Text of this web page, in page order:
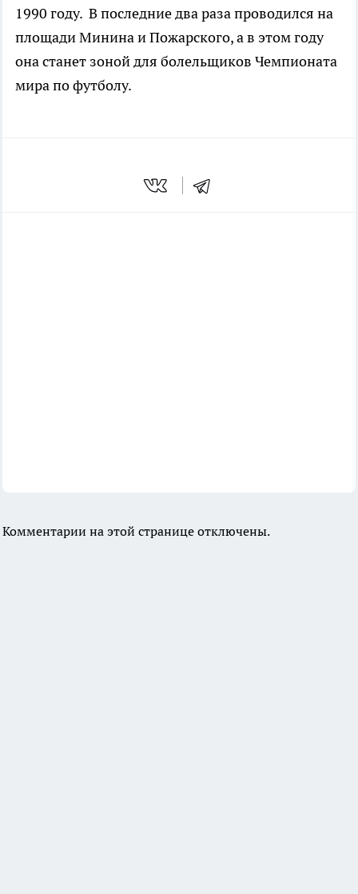
1990 году. В последние два раза проводился на
площади Минина и Пожарского, а в этом году
она станет зоной для болельщиков Чемпионата
мира по футболу.
Комментарии на этой странице отключены.